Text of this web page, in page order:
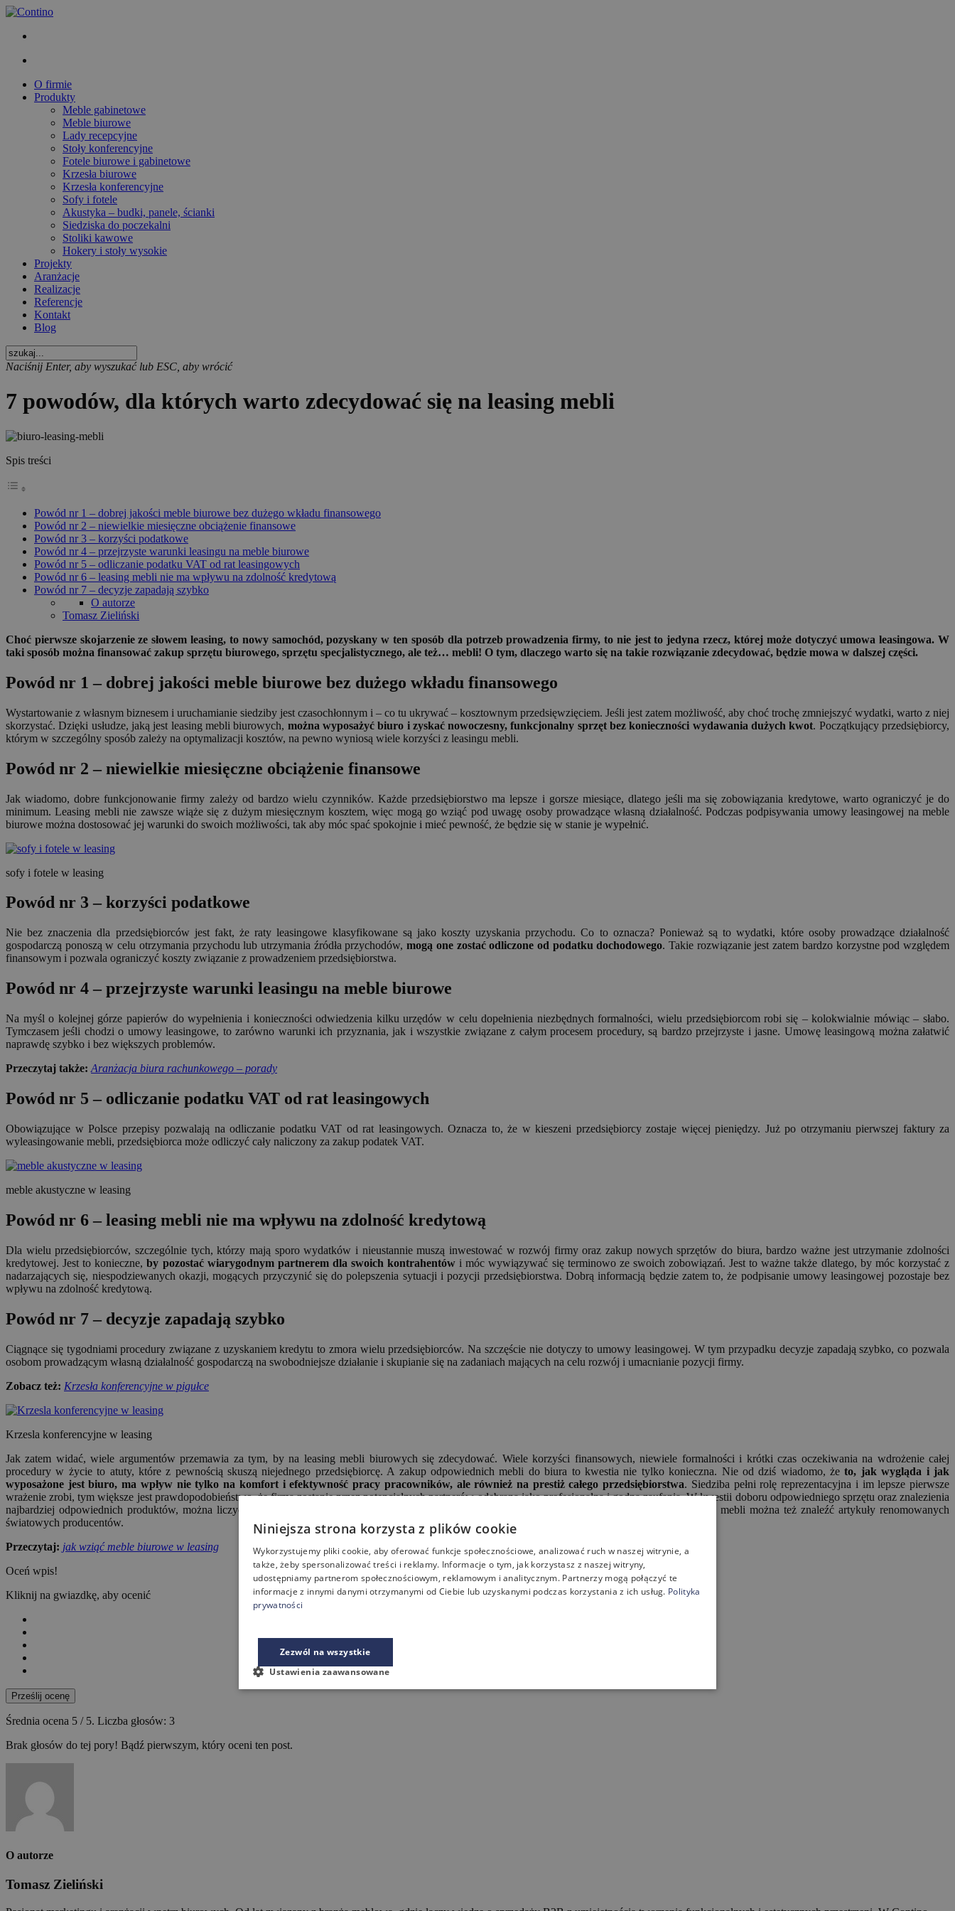
O firmie
Produkty
Meble gabinetowe
Meble biurowe
Lady recepcyjne
Stoły konferencyjne
Fotele biurowe i gabinetowe
Krzesła biurowe
Krzesła konferencyjne
Sofy i fotele
Akustyka – budki, panele, ścianki
Siedziska do poczekalni
Stoliki kawowe
Hokery i stoły wysokie
Projekty
Aranżacje
Realizacje
Referencje
Kontakt
Blog
Naciśnij Enter, aby wyszukać lub ESC, aby wrócić
7 powodów, dla których warto zdecydować się na leasing mebli
Spis treści
Powód nr 1 – dobrej jakości meble biurowe bez dużego wkładu finansowego
Powód nr 2 – niewielkie miesięczne obciążenie finansowe
Powód nr 3 – korzyści podatkowe
Powód nr 4 – przejrzyste warunki leasingu na meble biurowe
Powód nr 5 – odliczanie podatku VAT od rat leasingowych
Powód nr 6 – leasing mebli nie ma wpływu na zdolność kredytową
Powód nr 7 – decyzje zapadają szybko
O autorze
Tomasz Zieliński
Choć pierwsze skojarzenie ze słowem leasing, to nowy samochód, pozyskany w ten sposób dla potrzeb prowadzenia firmy, to nie jest to jedyna rzecz, której może dotyczyć umowa leasingowa. W
taki sposób można finansować zakup sprzętu biurowego, sprzętu specjalistycznego, ale też… mebli! O tym, dlaczego warto się na takie rozwiązanie zdecydować, będzie mowa w dalszej części.
Powód nr 1 – dobrej jakości meble biurowe bez dużego wkładu finansowego
Wystartowanie z własnym biznesem i uruchamianie siedziby jest czasochłonnym i – co tu ukrywać – kosztownym przedsięwzięciem. Jeśli jest zatem możliwość, aby choć trochę zmniejszyć wydatki, warto z niej
skorzystać. Dzięki usłudze, jaką jest leasing mebli biurowych, można wyposażyć biuro i zyskać nowoczesny, funkcjonalny sprzęt bez konieczności wydawania dużych kwot. Początkujący przedsiębiorcy,
którym w szczególny sposób zależy na optymalizacji kosztów, na pewno wyniosą wiele korzyści z leasingu mebli.
Powód nr 2 – niewielkie miesięczne obciążenie finansowe
Jak wiadomo, dobre funkcjonowanie firmy zależy od bardzo wielu czynników. Każde przedsiębiorstwo ma lepsze i gorsze miesiące, dlatego jeśli ma się zobowiązania kredytowe, warto ograniczyć je do
minimum. Leasing mebli nie zawsze wiąże się z dużym miesięcznym kosztem, więc mogą go wziąć pod uwagę osoby prowadzące własną działalność. Podczas podpisywania umowy leasingowej na meble
biurowe można dostosować jej warunki do swoich możliwości, tak aby móc spać spokojnie i mieć pewność, że będzie się w stanie je wypełnić.
sofy i fotele w leasing
Powód nr 3 – korzyści podatkowe
Nie bez znaczenia dla przedsiębiorców jest fakt, że raty leasingowe klasyfikowane są jako koszty uzyskania przychodu. Co to oznacza? Ponieważ są to wydatki, które osoby prowadzące działalność
gospodarczą ponoszą w celu otrzymania przychodu lub utrzymania źródła przychodów,mogą one zostać odliczone od podatku dochodowego. Takie rozwiązanie jest zatem bardzo korzystne pod względem
finansowym i pozwala ograniczyć koszty związanie z prowadzeniem przedsiębiorstwa.
Powód nr 4 – przejrzyste warunki leasingu na meble biurowe
Na myśl o kolejnej górze papierów do wypełnienia i konieczności odwiedzenia kilku urzędów w celu dopełnienia niezbędnych formalności, wielu przedsiębiorcom robi się – kolokwialnie mówiąc – słabo.
Tymczasem jeśli chodzi o umowy leasingowe, to zarówno warunki ich przyznania, jak i wszystkie związane z całym procesem procedury, są bardzo przejrzyste i jasne. Umowę leasingową można załatwić
naprawdę szybko i bez większych problemów.
Przeczytaj także: Aranżacja biura rachunkowego – porady
Powód nr 5 – odliczanie podatku VAT od rat leasingowych
Obowiązujące w Polsce przepisy pozwalają na odliczanie podatku VAT od rat leasingowych. Oznacza to, że w kieszeni przedsiębiorcy zostaje więcej pieniędzy. Już po otrzymaniu pierwszej faktury za
wyleasingowanie mebli, przedsiębiorca może odliczyć cały naliczony za zakup podatek VAT.
meble akustyczne w leasing
Powód nr 6 – leasing mebli nie ma wpływu na zdolność kredytową
Dla wielu przedsiębiorców, szczególnie tych, którzy mają sporo wydatków i nieustannie muszą inwestować w rozwój firmy oraz zakup nowych sprzętów do biura, bardzo ważne jest utrzymanie zdolności
kredytowej. Jest to konieczne,by pozostać wiarygodnym partnerem dla swoich kontrahentów i móc wywiązywać się terminowo ze swoich zobowiązań. Jest to ważne także dlatego, by móc korzystać z
nadarzających się, niespodziewanych okazji, mogących przyczynić się do polepszenia sytuacji i pozycji przedsiębiorstwa. Dobrą informacją będzie zatem to, że podpisanie umowy leasingowej pozostaje bez
wpływu na zdolność kredytową.
Powód nr 7 – decyzje zapadają szybko
Ciągnące się tygodniami procedury związane z uzyskaniem kredytu to zmora wielu przedsiębiorców. Na szczęście nie dotyczy to umowy leasingowej. W tym przypadku decyzje zapadają szybko, co pozwala
osobom prowadzącym własną działalność gospodarczą na swobodniejsze działanie i skupianie się na zadaniach mających na celu rozwój i umacnianie pozycji firmy.
Zobacz też: Krzesła konferencyjne w pigułce
Krzesla konferencyjne w leasing
Jak zatem widać, wiele argumentów przemawia za tym, by na leasing mebli biurowych się zdecydować. Wiele korzyści finansowych, niewiele formalności i krótki czas oczekiwania na wdrożenie całej
procedury w życie to atuty, które z pewnością skuszą niejednego przedsiębiorcę. A zakup odpowiednich mebli do biura to kwestia nie tylko konieczna. Nie od dziś wiadomo, żeto, jak wygląda i jak
wyposażone jest biuro, ma wpływ nie tylko na komfort i efektywność pracy pracowników, ale również na prestiż całego przedsiębiorstwa. Siedziba pełni rolę reprezentacyjna i im lepsze pierwsze
wrażenie zrobi, tym większe jest prawdopodobieństwo, że firma zostanie przez potencjalnych partnerów odebrana jako profesjonalna i godna zaufania. W kwestii doboru odpowiedniego sprzętu oraz znalezienia
najbardziej odpowiednich produktów, można liczyć na doradztwo fachowców pracujących w naszej firmie. Warto zapoznać się z ofertą, w której oprócz mebli można też znaleźć artykuły renomowanych
światowych producentów.
Przeczytaj: jak wziąć meble biurowe w leasing
Oceń wpis!
Kliknij na gwiazdkę, aby ocenić
Prześlij ocenę
Średnia ocena 5 / 5. Liczba głosów: 3
Brak głosów do tej pory! Bądź pierwszym, który oceni ten post.
O autorze
Tomasz Zieliński
Niniejsza strona korzysta z plików cookie
Wykorzystujemy pliki cookie, aby oferować funkcje społecznościowe, analizować ruch w naszej witrynie, a
także, żeby spersonalizować treści i reklamy. Informacje o tym, jak korzystasz z naszej witryny,
udostępniamy partnerom społecznościowym, reklamowym i analitycznym. Partnerzy mogą połączyć te
informacje z innymi danymi otrzymanymi od Ciebie lub uzyskanymi podczas korzystania z ich usług. Polityka
prywatności
Zezwól na wszystkie
Ustawienia zaawansowane